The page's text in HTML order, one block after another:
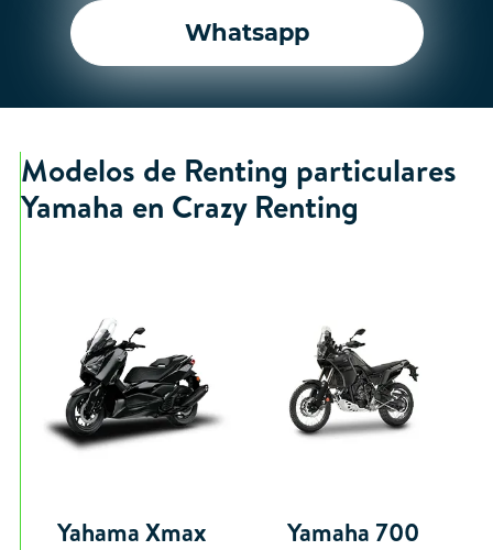
Whatsapp
Modelos de Renting particulares
Yamaha en Crazy Renting
Yahama Xmax Yamaha 700